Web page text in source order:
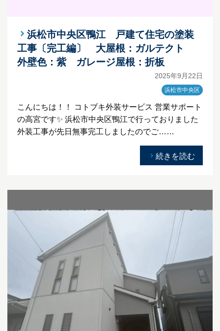
浜松市中央区鴨江 戸建て住宅の塗装
工事〔完工編〕 大屋根：ガルテクト
外壁色：紫 ガレージ屋根：折板
2025年9月22日
浜松市中央区
こんにちは！！ コトブキ外装サービス 営業サポート
の高宮です✨ 浜松市中央区鴨江で行っておりました
外装工事が先日無事完工しましたのでご……
続きを読む